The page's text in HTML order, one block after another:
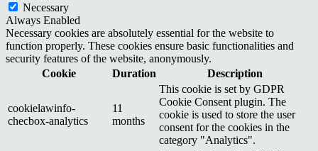
Necessary
Always Enabled
Necessary cookies are absolutely essential for the website to
function properly. These cookies ensure basic functionalities and
security features of the website, anonymously.
Cookie
Duration Description
cookielawinfo-
checbox-analytics
11
months
This cookie is set by GDPR
Cookie Consent plugin. The
cookie is used to store the user
consent for the cookies in the
category "Analytics".